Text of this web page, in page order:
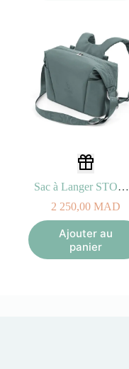
Sac à Langer STOKKE XPLORY X Vert-de-gris
2 250,00 MAD
Ajouter au
panier